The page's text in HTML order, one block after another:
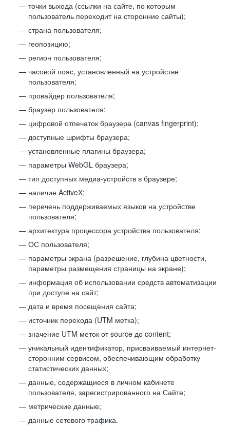
точки выхода (ссылки на сайте, по которым
пользователь переходит на сторонние сайты);
страна пользователя;
геопозицию;
регион пользователя;
часовой пояс, установленный на устройстве
пользователя;
провайдер пользователя;
браузер пользователя;
цифровой отпечаток браузера (canvas fingerprint);
доступные шрифты браузера;
установленные плагины браузера;
параметры WebGL браузера;
тип доступных медиа-устройств в браузере;
наличие ActiveX;
перечень поддерживаемых языков на устройстве
пользователя;
архитектура процессора устройства пользователя;
ОС пользователя;
параметры экрана (разрешение, глубина цветности,
параметры размещения страницы на экране);
информация об использовании средств автоматизации
при доступе на сайт;
дата и время посещения сайта;
источник перехода (UTM метка);
значение UTM меток от source до content;
уникальный идентификатор, присваиваемый интернет-
сторонним сервисом, обеспечивающим обработку
статистических данных;
данные, содержащиеся в личном кабинете
пользователя, зарегистрированного на Сайте;
метрические данные;
данные сетевого трафика.